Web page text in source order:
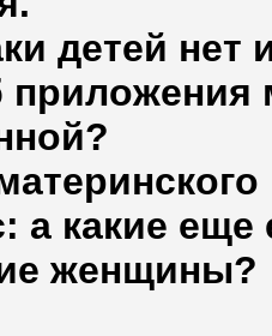
детей
приложения
а какие еще
женщины?